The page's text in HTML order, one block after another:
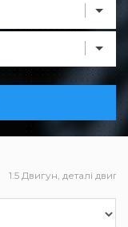
1.5 Двигун, деталі